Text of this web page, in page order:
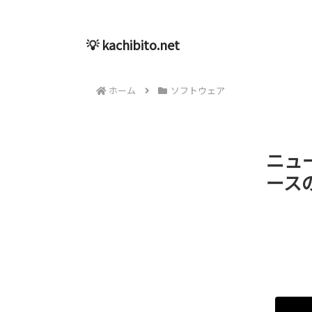
💡 kachibito.net
ホーム ソフトウェア
ニュ
ース